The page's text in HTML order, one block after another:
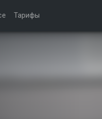
Тарифы